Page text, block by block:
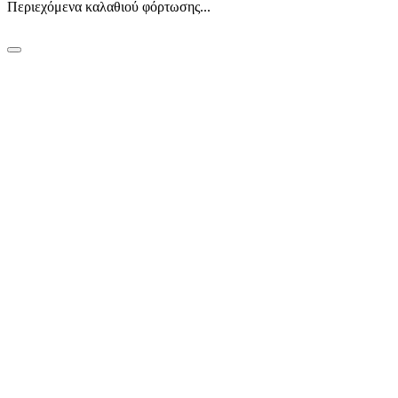
Περιεχόμενα καλαθιού φόρτωσης...